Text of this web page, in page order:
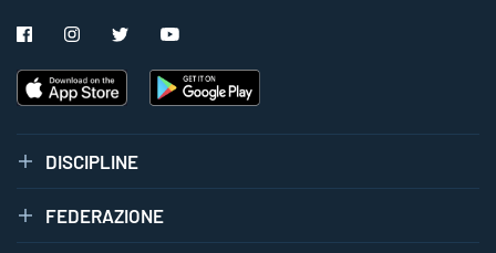
DISCIPLINE
FEDERAZIONE